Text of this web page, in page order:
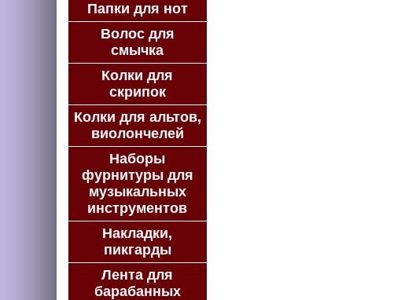
Папки для нот
Волос для
смычка
Колки для
скрипок
Колки для альтов,
виолончелей
Наборы
фурнитуры для
музыкальных
инструментов
Накладки,
пикгарды
Лента для
барабанных